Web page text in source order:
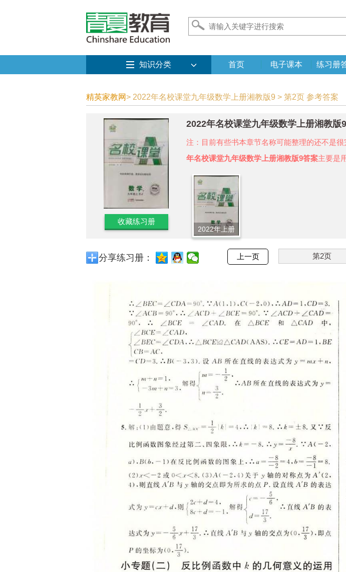
知识分类 首页 电子课本 练习册
精英家教网> 2022年名校课堂九年级数学上册湘教版9 > 第2页 参考答案
收藏练习册
2022年名校课堂九年级数学上册湘教版9
注：目前有些书本章节名称可能整理的还不是
年名校课堂九年级数学上册湘教版9答案主要是
2022年上册
分享练习册： 上一页 第2页